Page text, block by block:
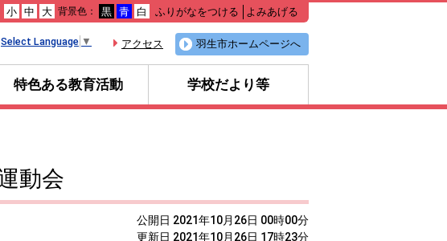
小 中 大 背景色： 黒 青 白 ふりがなをつける よみあげる
羽生市ホームページへ
アクセス
Select Language ▼
特色ある教育活動 学校だより等
動会
公開日 2021年10月26日 00時00分
更新日 2021年10月26日 17時23分